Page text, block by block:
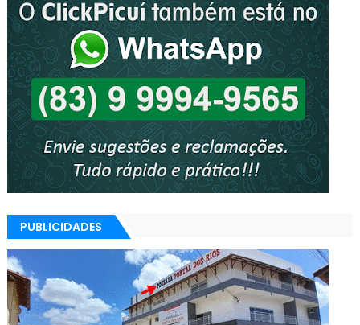
PUBLICIDADES